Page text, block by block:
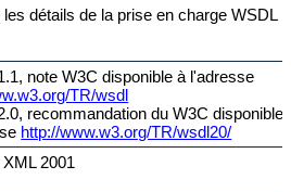
détails de la prise en charge WSDL
note W3C disponible à l'adresse
TR/wsdl
recommandation du W3C disponible
http://www.w3.org/TR/wsdl20/
2001